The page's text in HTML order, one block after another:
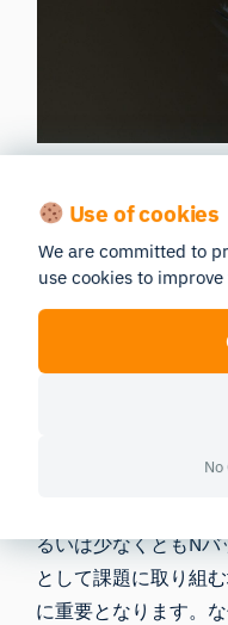
を使用するか、APIを
ーム（PsychoPyなど
す。これにより、
な量の心理生理学的
数字、その他）を確
るいは少なくともN
として課題に取り組
に重要となります。
Use of cookies
We are committed to
use cookies to
No